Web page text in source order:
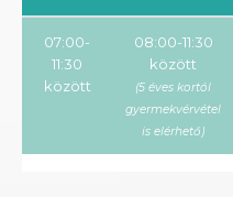
07:00-
11:30
között
08:00-11:30
között
(5 éves kortól
gyermekvérvétel
is elérhető)